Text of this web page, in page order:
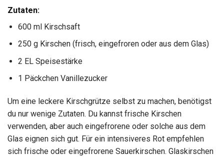
Zutaten:
600 ml Kirschsaft
250 g Kirschen (frisch, eingefroren oder aus dem Glas)
2 EL Speisestärke
1 Päckchen Vanillezucker
Um eine leckere Kirschgrütze selbst zu machen, benötigst
du nur wenige Zutaten. Du kannst frische Kirschen
verwenden, aber auch eingefrorene oder solche aus dem
Glas eignen sich gut. Für ein intensiveres Rot empfehlen
sich frische oder eingefrorene Sauerkirschen. Glaskirschen